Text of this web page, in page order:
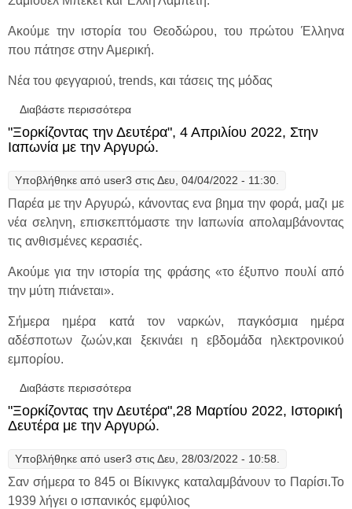
Ακούμε την ιστορία του Θεοδώρου, του πρώτου Έλληνα
που πάτησε στην Αμερική.
Νέα του φεγγαριού, trends, και τάσεις της μόδας
Διαβάστε περισσότερα
2022, Με φωτεινό pink moon μαζί με την
Αργυρώ.
"Ξορκίζοντας την Δευτέρα", 4 Απριλίου 2022, Στην
Ιαπωνία με την Αργυρώ.
Υποβλήθηκε από user3 στις Δευ, 04/04/2022 - 11:30.
Παρέα με την Αργυρώ, κάνοντας ενα βημα την φορά, μαζι με
νέα σεληνη, επισκεπτόμαστε την Ιαπωνία απολαμβάνοντας
τις ανθισμένες κερασιές.
Ακούμε για την ιστορία της φράσης «το έξυπνο πουλί από
την μύτη πιάνεται».
Σήμερα ημέρα κατά τον ναρκών, παγκόσμια ημέρα
αδέσποτων ζωών,και ξεκινάει η εβδομάδα ηλεκτρονικού
εμπορίου.
Διαβάστε περισσότερα
2022, Στην Ιαπωνία με την Αργυρώ.
"Ξορκίζοντας την Δευτέρα",28 Μαρτίου 2022, Ιστορική
Δευτέρα με την Αργυρώ.
Υποβλήθηκε από user3 στις Δευ, 28/03/2022 - 10:58.
Σαν σήμερα το 845 οι Βίκινγκς καταλαμβάνουν το Παρίσι.Το
1939 λήγει ο ισπανικός εμφύλιος